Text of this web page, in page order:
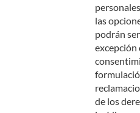
las
podrán
excepción
de los